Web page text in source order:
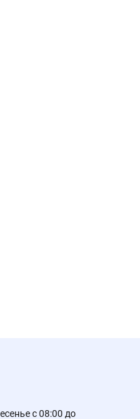
с 08:00 до